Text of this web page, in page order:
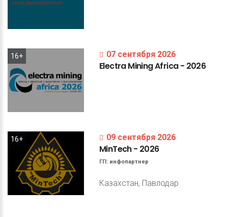
16+ 07 сентября 2026
ElectraMiningAfrica- 2026
16+ 09 сентября 2026
MinTech- 2026
ГП: инфопартнер
Казахстан, Павлодар